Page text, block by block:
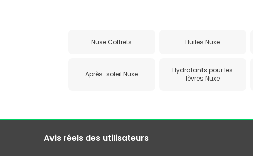
Nuxe Coffrets Huiles Nuxe
Après-soleil Nuxe
Hydratants pour les
lèvres Nuxe
Avis réels des utilisateurs